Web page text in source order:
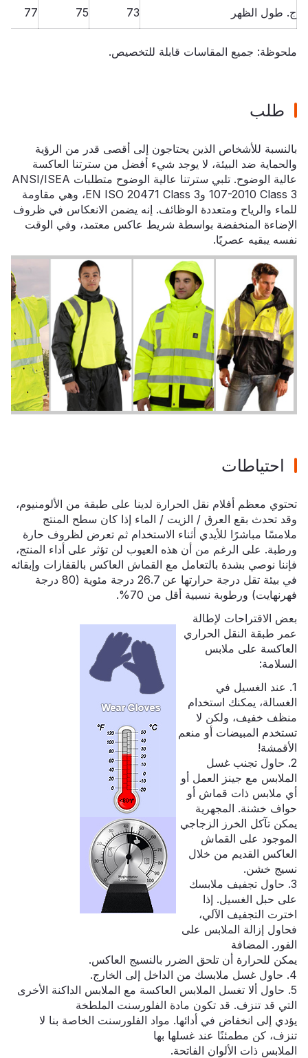
ج. طول الظهر 73
75
77
ملحوظة: جميع المقاسات قابلة للتخصيص.
طلب
بالنسبة للأشخاص الذين يحتاجون إلى أقصى قدر من الرؤية
والحماية ضد البيئة، لا يوجد شيء أفضل من سترتنا العاكسة
عالية الوضوح. تلبي سترتنا عالية الوضوح متطلبات ANSI/ISEA
107-2010 Class 3 وEN ISO 20471 Class 3، وهي مقاومة
للماء والرياح ومتعددة الوظائف. إنه يضمن الانعكاس في ظروف
الإضاءة المنخفضة بواسطة شريط عاكس معتمد، وفي الوقت
نفسه يبقيه عصريًا.
احتياطات
تحتوي معظم أفلام نقل الحرارة لدينا على طبقة من الألومنيوم،
وقد تحدث بقع العرق / الزيت / الماء إذا كان سطح المنتج
ملامسًا مباشرًا للأيدي أثناء الاستخدام ثم تعرض لظروف حارة
ورطبة. على الرغم من أن هذه العيوب لن تؤثر على أداء المنتج،
فإننا نوصي بشدة بالتعامل مع القماش العاكس بالقفازات وإبقائه
في بيئة تقل درجة حرارتها عن 26.7 درجة مئوية (80 درجة
فهرنهايت) ورطوبة نسبية أقل من 70%.
بعض الاقتراحات لإطالة
عمر طبقة النقل الحراري
العاكسة على ملابس
السلامة:
1. عند الغسيل في
الغسالة، يمكنك استخدام
منظف خفيف، ولكن لا
تستخدم المبيضات أو منعم
الأقمشة!
2. حاول تجنب غسل
الملابس مع جينز العمل أو
أي ملابس ذات قماش أو
حواف خشنة. المجهرية
يمكن تآكل الخرز الزجاجي
الموجود على القماش
العاكس القديم من خلال
نسيج خشن.
3. حاول تجفيف ملابسك
على حبل الغسيل. إذا
اخترت التجفيف الآلي،
فحاول إزالة الملابس على
الفور. المضافة
يمكن للحرارة أن تلحق الضرر بالنسيج العاكس.
4. حاول غسل ملابسك من الداخل إلى الخارج.
5. حاول ألا تغسل الملابس العاكسة مع الملابس الداكنة الأخرى
التي قد تنزف. قد تكون مادة الفلورسنت الملطخة
يؤدي إلى انخفاض في أدائها. مواد الفلورسنت الخاصة بنا لا
تنزف، كن مطمئنًا عند غسلها بها
الملابس ذات الألوان الفاتحة.